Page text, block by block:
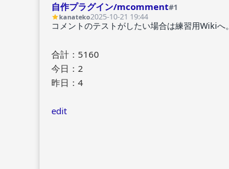
自作プラグイン/mcomment#1
kanateko2025-10-21 19:44
コメントのテストがしたい場合は練習用Wikiへ。
合計：5160
今日：2
昨日：4
edit